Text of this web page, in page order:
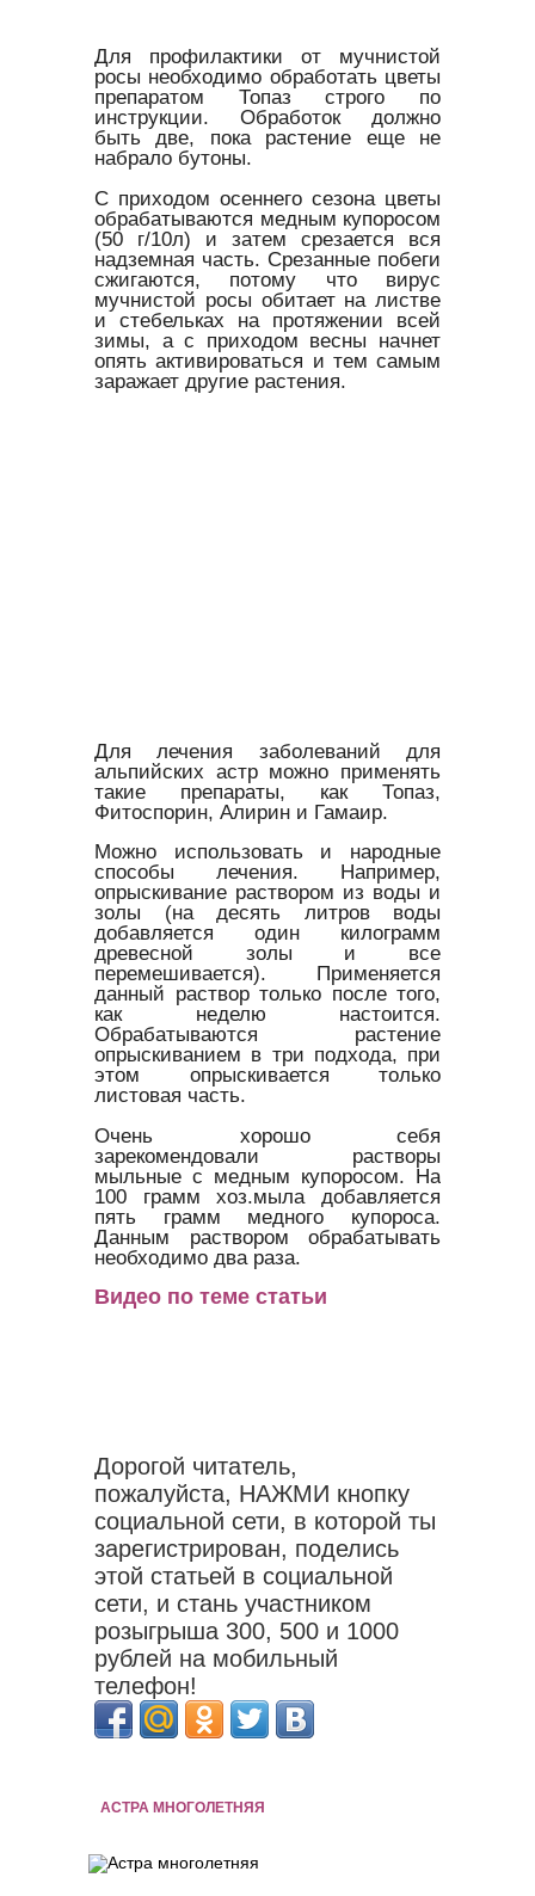
Для профилактики от мучнистой
росы необходимо обработать цветы
препаратом Топаз строго по
инструкции. Обработок должно
быть две, пока растение еще не
набрало бутоны.
С приходом осеннего сезона цветы
обрабатываются медным купоросом
(50 г/10л) и затем срезается вся
надземная часть. Срезанные побеги
сжигаются, потому что вирус
мучнистой росы обитает на листве
и стебельках на протяжении всей
зимы, а с приходом весны начнет
опять активироваться и тем самым
заражает другие растения.
Для лечения заболеваний для
альпийских астр можно применять
такие препараты, как Топаз,
Фитоспорин, Алирин и Гамаир.
Можно использовать и народные
способы лечения. Например,
опрыскивание раствором из воды и
золы (на десять литров воды
добавляется один килограмм
древесной золы и все
перемешивается). Применяется
данный раствор только после того,
как неделю настоится.
Обрабатываются растение
опрыскиванием в три подхода, при
этом опрыскивается только
листовая часть.
Очень хорошо себя
зарекомендовали растворы
мыльные с медным купоросом. На
100 грамм хоз.мыла добавляется
пять грамм медного купороса.
Данным раствором обрабатывать
необходимо два раза.
Видео по теме статьи
Дорогой читатель,
пожалуйста, НАЖМИ кнопку
социальной сети, в которой ты
зарегистрирован, поделись
этой статьей в социальной
сети, и стань участником
розыгрыша 300, 500 и 1000
рублей на мобильный
телефон!
АСТРА МНОГОЛЕТНЯЯ